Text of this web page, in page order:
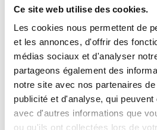
Ce site web utilise des cookies.
Les cookies nous permettent de
et les annonces, d'offrir des
médias sociaux et d'analyser
partageons également des
notre site avec nos partenaires
publicité et d'analyse, qui
avec d'autres informations que
ou qu'ils ont collectées lors de